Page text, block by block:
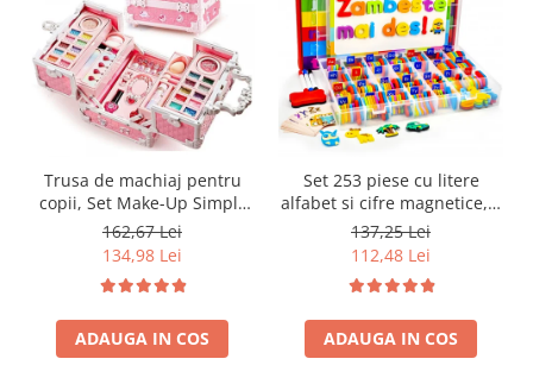
Trusa de machiaj pentru
copii, Set Make-Up Simply
Joy, cu 47 de elemente
pentru make-up, rujuri,
farduri, oja, Design inedit,
geanta cu maner pentru
transport, pentru fetite de
3,4,5,6,7,8,9 ani
162,67 Lei
134,98 Lei
ADAUGA IN COS
Set 253 piese cu litere
alfabet si cifre magnetice, 1
tabla magnetica cu doua
fete si cutie de depozitare,
jucarii educative pentru
copii de 3,4,5,6,7 ani
137,25 Lei
112,48 Lei
ADAUGA IN COS